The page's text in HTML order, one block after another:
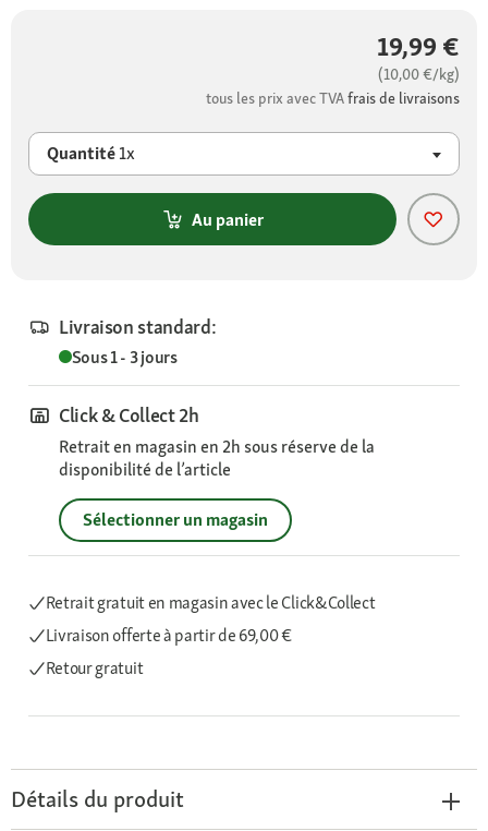
19,99 €
(10,00 €/kg)
tous les prix avec TVAfrais de livraisons
Quantité1x
Au panier
Livraison standard:
Sous 1 - 3 jours
Click & Collect 2h
Retrait en magasin en 2h sous réserve de la
disponibilité de l’article
Sélectionner un magasin
Retrait gratuit en magasin avec le Click&Collect
Livraison offerteà partir de 69,00 €
Retour gratuit
Détails du produit